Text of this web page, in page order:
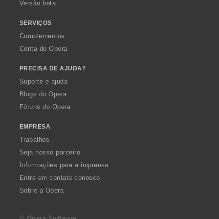
Versão beta
SERVIÇOS
Complementos
Conta do Opera
PRECISA DE AJUDA?
Suporte e ajuda
Blogs do Opera
Fóruns do Opera
EMPRESA
Trabalhos
Seja nosso parceiro
Informações para a imprensa
Entre em contato conosco
Sobre a Opera